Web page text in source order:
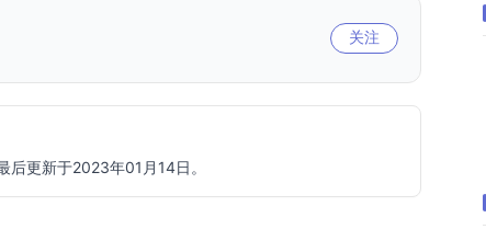
关注
更新于2023年01月14日。